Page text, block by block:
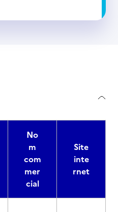
No
m
com
mer
cial
Site
inte
rnet